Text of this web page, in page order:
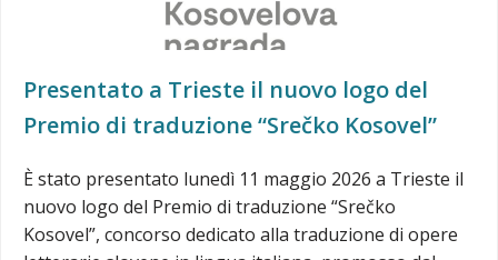
Presentato a Trieste il nuovo logo del
Premio di traduzione “Srečko Kosovel”
È stato presentato lunedì 11 maggio 2026 a Trieste il
nuovo logo del Premio di traduzione “Srečko
Kosovel”, concorso dedicato alla traduzione di opere